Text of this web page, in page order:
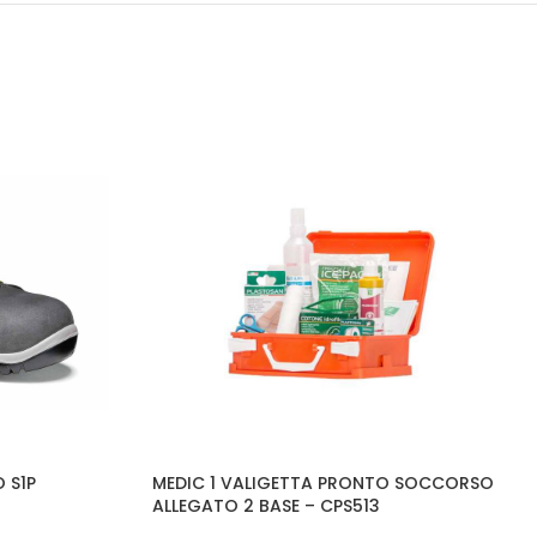
MEDIC 1 VALIGETTA PRONTO SOCCORSO
ALLEGATO 2 BASE – CPS513